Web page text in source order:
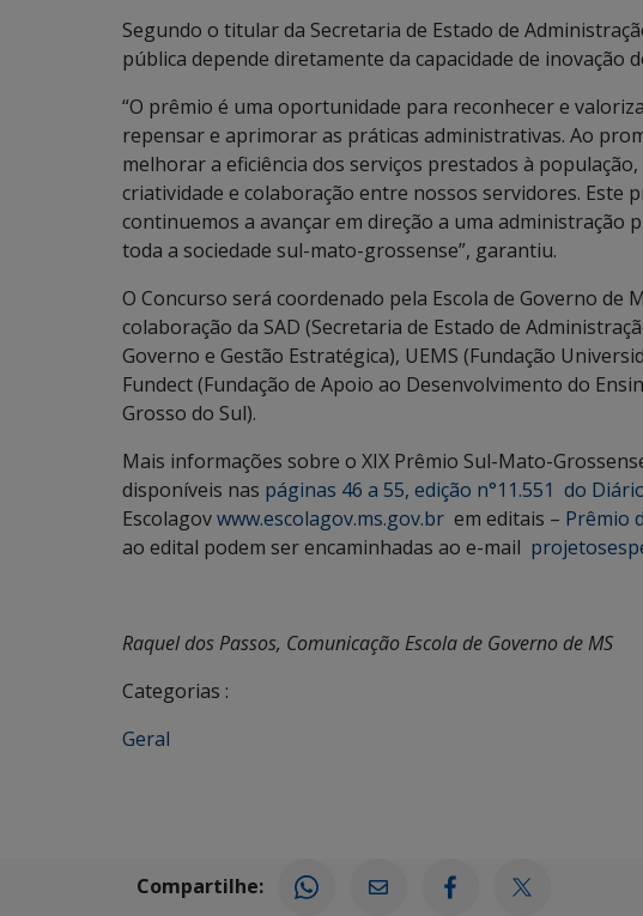
Segundo o titular da Secretaria de Estado de
pública depende diretamente da capacidade de inovação
“O prêmio é uma oportunidade para reconhecer e
repensar e aprimorar as práticas administrativas. Ao
melhorar a eficiência dos serviços prestados à
criatividade e colaboração entre nossos servidores. Este
continuemos a avançar em direção a uma administração
toda a sociedade sul-mato-grossense”, garantiu.
O Concurso será coordenado pela Escola de Governo de
colaboração da SAD (Secretaria de Estado de
Governo e Gestão Estratégica), UEMS (Fundação
Fundect (Fundação de Apoio ao Desenvolvimento do
Grosso do Sul).
Mais informações sobre o XIX Prêmio Sul-Mato-
disponíveis nas páginas 46 a 55, edição n°11.551 do
Escolagovwww.escolagov.ms.gov.br em editais – Prêmio
ao edital podem ser encaminhadas ao e-mail
Raquel dos Passos, Comunicação Escola de Governo de MS
Categorias :
Geral
Compartilhe: